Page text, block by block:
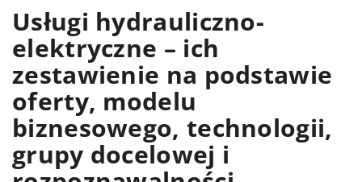
Usługi hydrauliczno-
elektryczne – ich
zestawienie na podstawie
oferty, modelu
biznesowego, technologii,
grupy docelowej i